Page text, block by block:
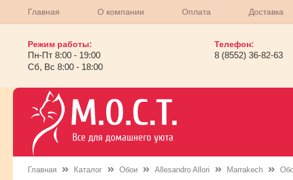
Главная О компании Оплата Доставка
Режим работы:
Пн-Пт 8:00 - 19:00
Сб, Вс 8:00 - 18:00
Телефон:
8 (8552) 36-82-63
Главная Каталог Обои Allesandro Allori Marrakech